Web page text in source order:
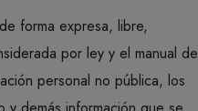
forma expresa, libre,
por ley y el manual de
personal no pública, los